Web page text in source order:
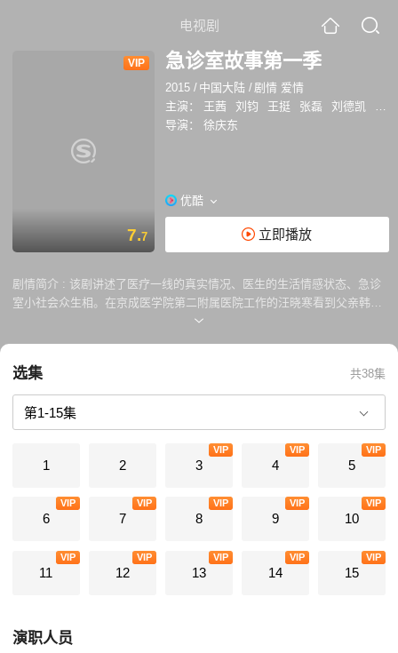
电视剧
VIP
7.7
急诊室故事第一季
2015 / 中国大陆 /剧情 爱情
主演：
王茜 刘钧 王挺 张磊 刘德凯
隋兰
导演：
徐庆东
优酷
立即播放
剧情简介 : 该剧讲述了医疗一线的真实情况、医生的生活情感状态、急诊
室小社会众生相。在京成医学院第二附属医院工作的汪晓寒看到父亲韩俊
杰留给自己的遗物后，突然感受到父亲对自己强烈的爱，拼命赶往追悼
深感羞愧，提出结婚。看到老病号周兴国与冯阿姨重归于好，苏俪开始反
思自己与关纪洲和汪晓寒的关系。急救路上，苏俪突发事故，汪晓寒赶去
事故现场，不顾一切扑向苏俪，二人真情流露，关纪洲目睹一切。数月
后，苏俪在母亲杨辛居住的小区做了社区医生。
选集 共38集
1 2 3
VIP
4
VIP
5
VIP
6
VIP
7
VIP
8
VIP
9
VIP
10
VIP
11
VIP
12
VIP
13
VIP
14
VIP
15
VIP
演职人员